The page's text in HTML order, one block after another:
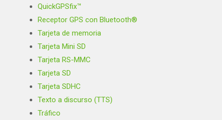
QuickGPSfix™
Receptor GPS con Bluetooth®
Tarjeta de memoria
Tarjeta Mini SD
Tarjeta RS-MMC
Tarjeta SD
Tarjeta SDHC
Texto a discurso (TTS)
Tráfico